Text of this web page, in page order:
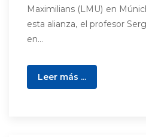
Maximilians (LMU) en
esta alianza, el profesor
en...
Leer más ...